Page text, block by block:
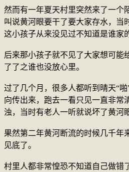
然而有一年夏天村里突然来了一个
叫说黄河眼要干了要大家存水，当
这小孩子从来没见过不知道是谁家
后来那小孩子就不见了大家想可能
了了之谁也没放心里。
过了几个月，很多人都听到晴天“
向传出来，跑去一看只见一直非常
浊，当时有老人一听就说坏了黄河
果然第二年黄河断流的时候几千年
见底了。
村里人都非常惶恐不知道自己做错